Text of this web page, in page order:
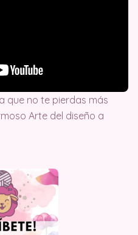
que no te pierdas más
Arte del diseño a